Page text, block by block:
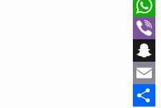
X
WhatsApp
Viber
Snapchat
Email